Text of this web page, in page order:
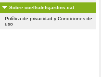
Sobre ocellsdelsjardins.cat
- Política de privacidad y Condiciones de
uso